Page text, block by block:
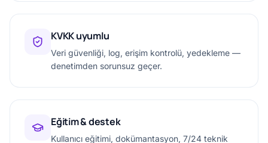
KVKK uyumlu
Veri güvenliği, log, erişim kontrolü, yedekleme —
denetimden sorunsuz geçer.
Eğitim & destek
Kullanıcı eğitimi, dokümantasyon, 7/24 teknik